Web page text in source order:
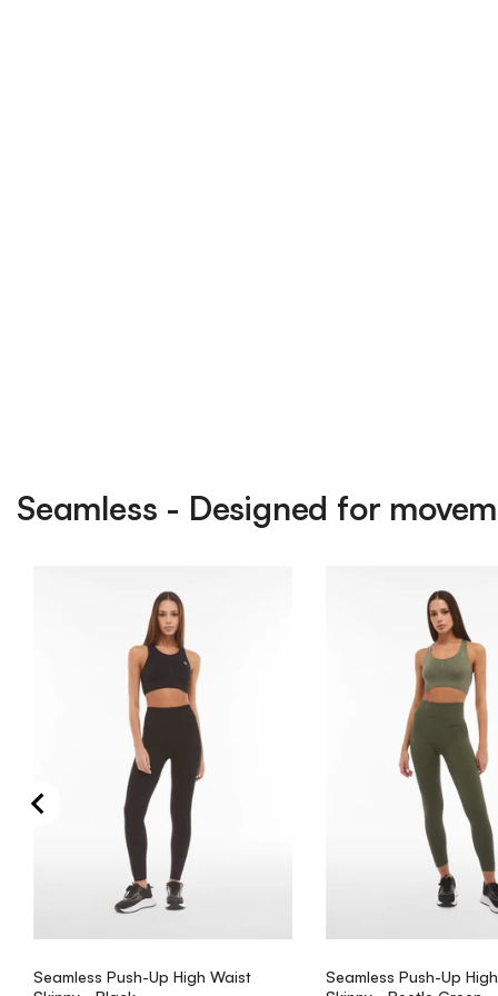
Seamless - Designed for
Seamless Push-Up High Waist
Seamless Push-Up